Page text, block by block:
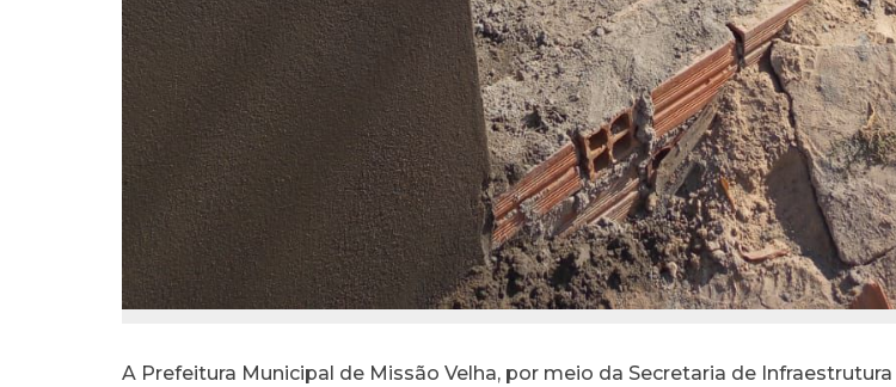
A Prefeitura Municipal de Missão Velha, por meio da Secretaria de Infraestrutura